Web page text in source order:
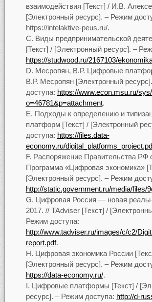
взаимодействия [Текст] / И.В.
[Электронный ресурс]. – Режим
https://intelaktive-peus.ru/.
Виды предпринимательской
[Текст] / [Электронный ресурс]. –
https://studwood.ru/2167103/
Месропян, В.Р. Цифровые
В.Р. Месропян [Электронный
доступа: https://www.econ.msu.ru/
o=46781&p=attachment.
Подходы к определению и
платформ [Текст] / [Электронный
доступа: https://files.data-
economy.ru/
Распоряжение Правительства РФ
Программа «Цифровая экономика»
[Электронный ресурс]. – Режим
http://static.government.ru/media/files/
Цифровая Россия — новая
2017. // TAdviser [Текст] /
Режим доступа:
http://www.tadviser.ru/images/c/c2/
report.pdf.
Цифровая экономика России
[Электронный ресурс]. – Режим
https://data-economy.ru/.
Цифровые платформы [Текст] /
ресурс]. – Режим доступа: http://d-